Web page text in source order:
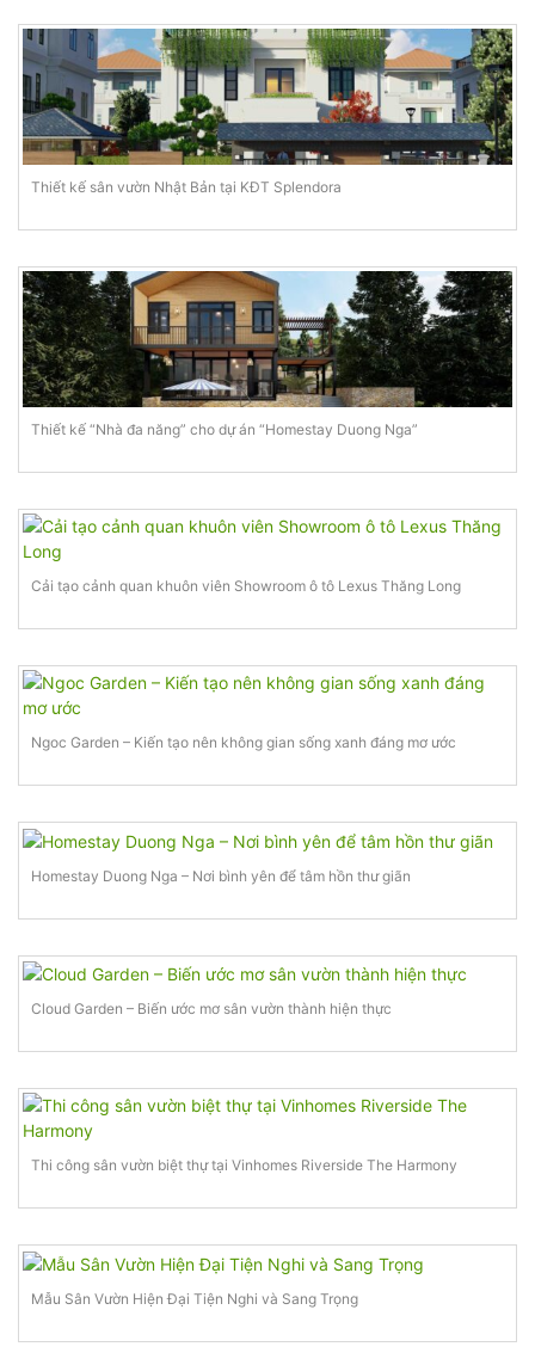
Thiết kế sân vườn Nhật Bản tại KĐT Splendora
Thiết kế “Nhà đa năng” cho dự án “Homestay Duong Nga”
Cải tạo cảnh quan khuôn viên Showroom ô tô Lexus Thăng Long
Ngoc Garden – Kiến tạo nên không gian sống xanh đáng mơ ước
Homestay Duong Nga – Nơi bình yên để tâm hồn thư giãn
Cloud Garden – Biến ước mơ sân vườn thành hiện thực
Thi công sân vườn biệt thự tại Vinhomes Riverside The Harmony
Mẫu Sân Vườn Hiện Đại Tiện Nghi và Sang Trọng